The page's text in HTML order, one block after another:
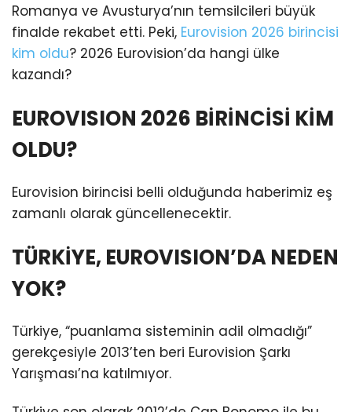
Romanya ve Avusturya’nın temsilcileri büyük
finalde rekabet etti. Peki, Eurovision 2026 birincisi
kim oldu? 2026 Eurovision’da hangi ülke
kazandı?
EUROVISION 2026 BİRİNCİSİ KİM
OLDU?
Eurovision birincisi belli olduğunda haberimiz eş
zamanlı olarak güncellenecektir.
TÜRKİYE, EUROVISION’DA NEDEN
YOK?
Türkiye, “puanlama sisteminin adil olmadığı”
gerekçesiyle 2013’ten beri Eurovision Şarkı
Yarışması’na katılmıyor.